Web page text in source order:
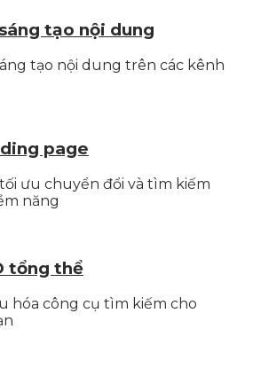
tạo nội dung
tạo nội dung trên các kênh
page
ưu chuyển đổi và tìm kiếm
năng
tổng thể
hóa công cụ tìm kiếm cho